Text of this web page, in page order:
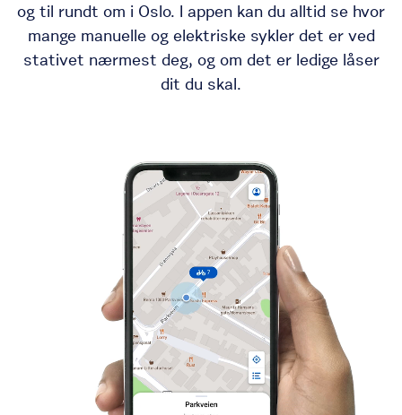
og til rundt om i Oslo. I appen kan du alltid se hvor
mange manuelle og elektriske sykler det er ved
stativet nærmest deg, og om det er ledige låser
dit du skal.